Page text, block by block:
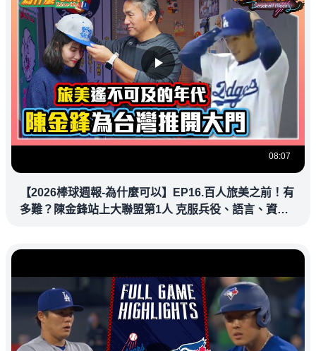
08:07
【2026棒球週報-為什麼可以】EP16.百人旅美之前！有
多難？陳金鋒站上大聯盟第1人 克服兵役、語言、資訊